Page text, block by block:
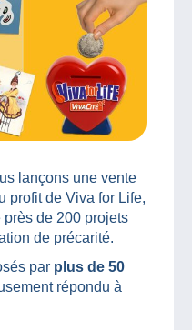
lançons une vente
profit de Viva for Life,
de 200 projets
de précarité.
par plus de 50
répondu à